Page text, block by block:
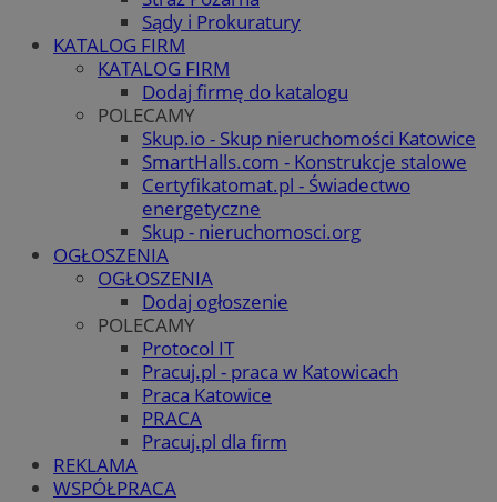
Sądy i Prokuratury
KATALOG FIRM
KATALOG FIRM
Dodaj firmę do katalogu
POLECAMY
Skup.io - Skup nieruchomości Katowice
SmartHalls.com - Konstrukcje stalowe
Certyfikatomat.pl - Świadectwo
energetyczne
Skup - nieruchomosci.org
OGŁOSZENIA
OGŁOSZENIA
Dodaj ogłoszenie
POLECAMY
Protocol IT
Pracuj.pl - praca w Katowicach
Praca Katowice
PRACA
Pracuj.pl dla firm
REKLAMA
WSPÓŁPRACA